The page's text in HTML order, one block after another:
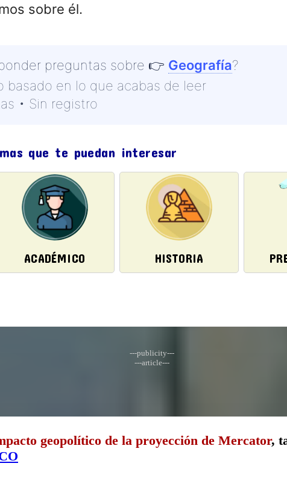
sobre él.
preguntas sobre 👉 Geografía?
basado en lo que acabas de leer
• Sin registro
que te puedan interesar
ACADÉMICO HISTORIA
---publicity---
---article---
geopolítico de la proyección de Mercator,